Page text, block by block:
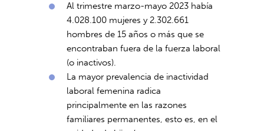
Al trimestre marzo-mayo 2023 había
4.028.100 mujeres y 2.302.661
hombres de 15 años o más que se
encontraban fuera de la fuerza laboral
(o inactivos).
La mayor prevalencia de inactividad
laboral femenina radica
principalmente en las razones
familiares permanentes, esto es, en el